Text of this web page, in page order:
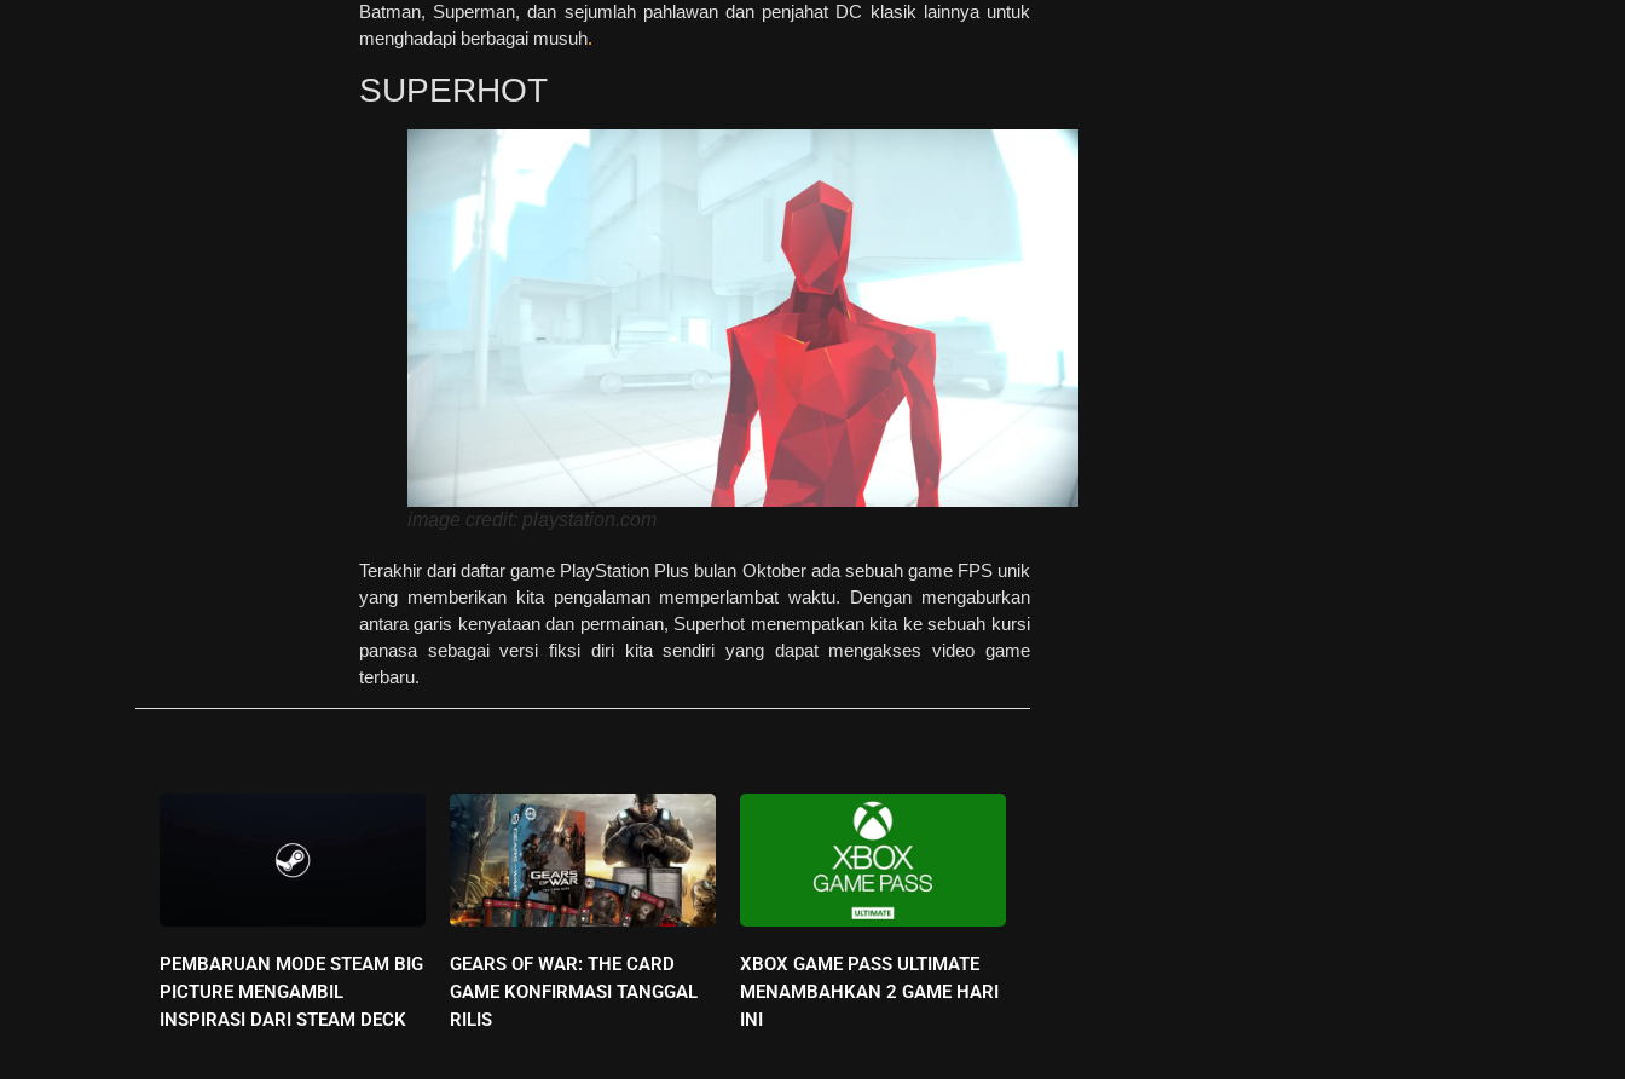
Batman, Superman, dan sejumlah pahlawan dan penjahat DC klasik lainnya untuk
menghadapi berbagai musuh.
SUPERHOT
image credit: playstation.com
Terakhir dari daftar game PlayStation Plus bulan Oktober ada sebuah game FPS unik
yang memberikan kita pengalaman memperlambat waktu. Dengan mengaburkan
antara garis kenyataan dan permainan, Superhot menempatkan kita ke sebuah kursi
panasa sebagai versi fiksi diri kita sendiri yang dapat mengakses video game
terbaru.
PEMBARUAN MODE STEAM BIG
PICTURE MENGAMBIL
INSPIRASI DARI STEAM DECK
GEARS OF WAR: THE CARD
GAME KONFIRMASI TANGGAL
RILIS
XBOX GAME PASS ULTIMATE
MENAMBAHKAN 2 GAME HARI
INI